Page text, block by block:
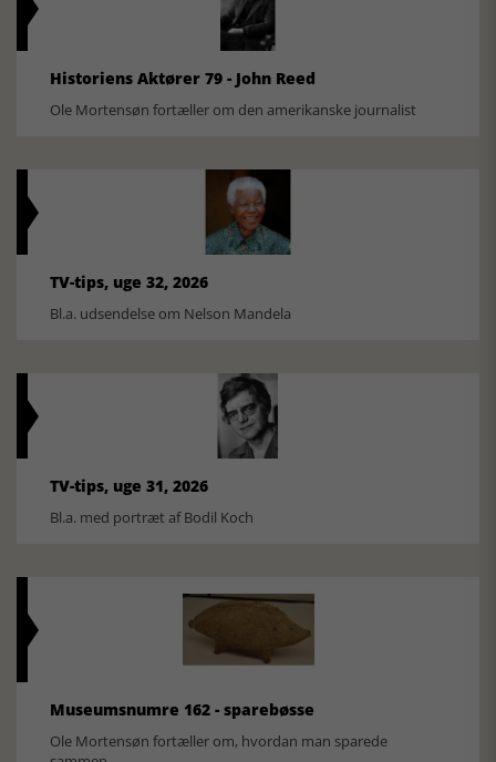
Historiens Aktører 79 - John Reed
Ole Mortensøn fortæller om den amerikanske journalist
TV-tips, uge 32, 2026
Bl.a. udsendelse om Nelson Mandela
TV-tips, uge 31, 2026
Bl.a. med portræt af Bodil Koch
Museumsnumre 162 - sparebøsse
Ole Mortensøn fortæller om, hvordan man sparede